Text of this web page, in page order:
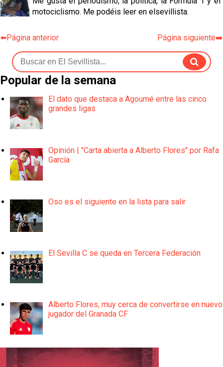
motociclismo. Me podéis leer en elsevillista.
⬅️Página anterior Página siguiente➡️
Popular de la semana
El dato que destaca a Agoumé entre las cinco
grandes ligas
Opinión | "Carta abierta a Alberto Flores" por Rafa
García
Oso es el siguiente en la lista para salir
El Sevilla C se queda en Tercera Federación
Alberto Flores, muy cerca de convertirse en nuevo
jugador del Granada CF